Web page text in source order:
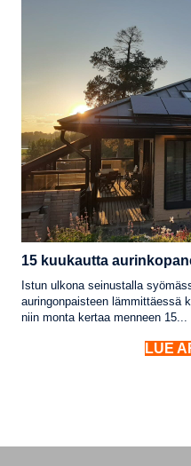
15 kuukautta
Istun ulkona seinustalla
auringonpaisteen lämmittäessä
niin monta kertaa menneen 15...
LUE